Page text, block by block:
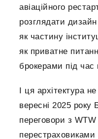
авіаційного
розглядати
як частину
як приватне
брокерами під час
І ця архітектура
вересні 2025 року
переговори з
перестраховиками